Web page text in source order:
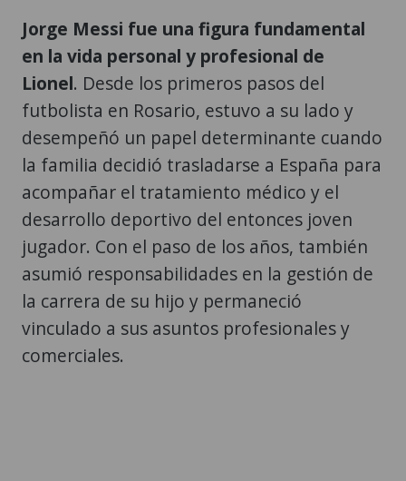
Jorge Messi fue una figura fundamental
en la vida personal y profesional de
Lionel. Desde los primeros pasos del
futbolista en Rosario, estuvo a su lado y
desempeñó un papel determinante cuando
la familia decidió trasladarse a España para
acompañar el tratamiento médico y el
desarrollo deportivo del entonces joven
jugador. Con el paso de los años, también
asumió responsabilidades en la gestión de
la carrera de su hijo y permaneció
vinculado a sus asuntos profesionales y
comerciales.